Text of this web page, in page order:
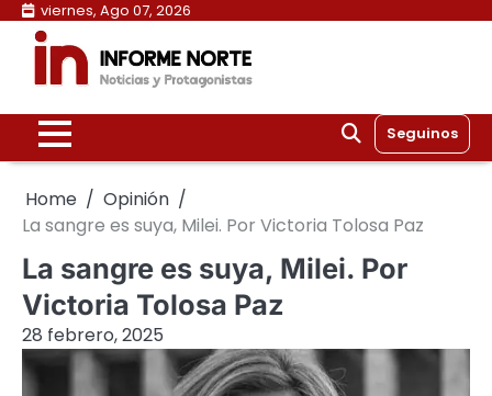
Skip
content
viernes, Ago 07, 2026
Seguinos
Home
Opinión
La sangre es suya, Milei. Por Victoria Tolosa Paz
La sangre es suya, Milei. Por
Victoria Tolosa Paz
28 febrero, 2025